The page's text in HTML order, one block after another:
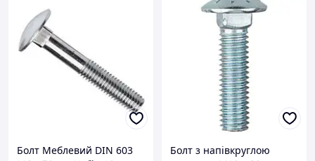
Болт Меблевий DIN 603
Болт з напівкруглою